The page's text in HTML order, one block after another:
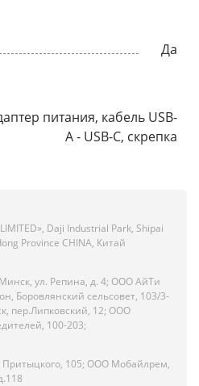
Да
питания, кабель USB-
A - USB-C, скрепка
Daji Industrial Park, Shipai
Province CHINA, Китай
ул. Репина, д. 4; ООО АйТи
Боровлянский сельсовет, 103/3-
пер.Липковский, 12; ООО
100-203;
105; ООО Мобайлрем,